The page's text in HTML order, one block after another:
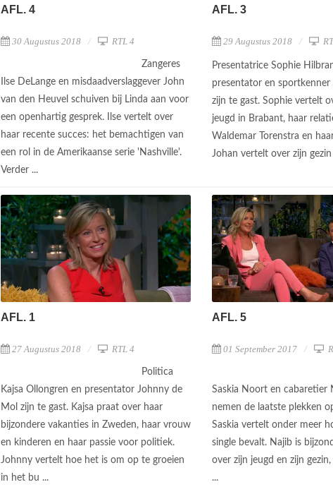
AFL. 4
30 Augustus 2018 RTL 4
Zangeres
Ilse DeLange en misdaadverslaggever John
van den Heuvel schuiven bij Linda aan voor
een openhartig gesprek. Ilse vertelt over
haar recente succes: het bemachtigen van
een rol in de Amerikaanse serie 'Nashville'.
Verder ...
AFL. 3
29 Augustus 2018
Presentatrice Sophie
presentator en sportkenner
zijn te gast. Sophie vertelt
jeugd in Brabant, haar
Waldemar Torenstra en
Johan vertelt over zijn
AFL. 1
27 Augustus 2018 RTL 4
Politica
Kajsa Ollongren en presentator Johnny de
Mol zijn te gast. Kajsa praat over haar
bijzondere vakanties in Zweden, haar vrouw
en kinderen en haar passie voor politiek.
Johnny vertelt hoe het is om op te groeien
in het bu ...
AFL. 5
01 September 2017
Saskia Noort en cabaretier
nemen de laatste plekken
Saskia vertelt onder meer
single bevalt. Najib is
over zijn jeugd en zijn
...